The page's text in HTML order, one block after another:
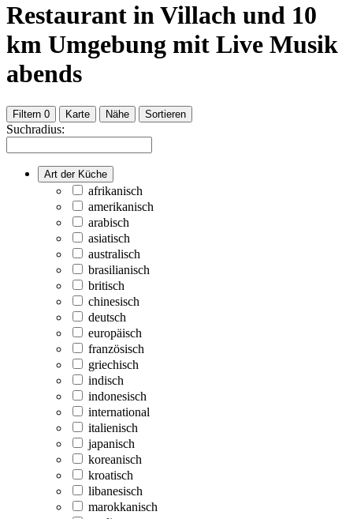
Restaurant in Villach und 10
km Umgebung mit Live Musik
abends
Filtern 0 Karte Nähe Sortieren
Suchradius:
Art der Küche
afrikanisch
amerikanisch
arabisch
asiatisch
australisch
brasilianisch
britisch
chinesisch
deutsch
europäisch
französisch
griechisch
indisch
indonesisch
international
italienisch
japanisch
koreanisch
kroatisch
libanesisch
marokkanisch